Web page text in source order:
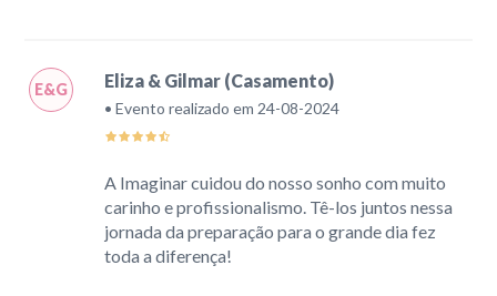
E&G Eliza & Gilmar (Casamento)
• Evento realizado em 24-08-2024
A Imaginar cuidou do nosso sonho com muito
carinho e profissionalismo. Tê-los juntos nessa
jornada da preparação para o grande dia fez
toda a diferença!